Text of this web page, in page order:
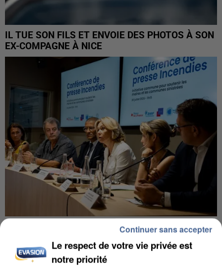
IL TUE SON FILS ET ENVOIE DES PHOTOS À SON
EX-COMPAGNE À NICE
INCENDIES : L’ÎLE-DE-FRANCE LANCE UN ÉLAN
Le respect de votre vie privée est
notre priorité
Continuer sans accepter